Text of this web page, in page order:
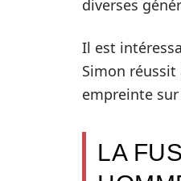
diverses
Il est
Simon
empreinte
LA